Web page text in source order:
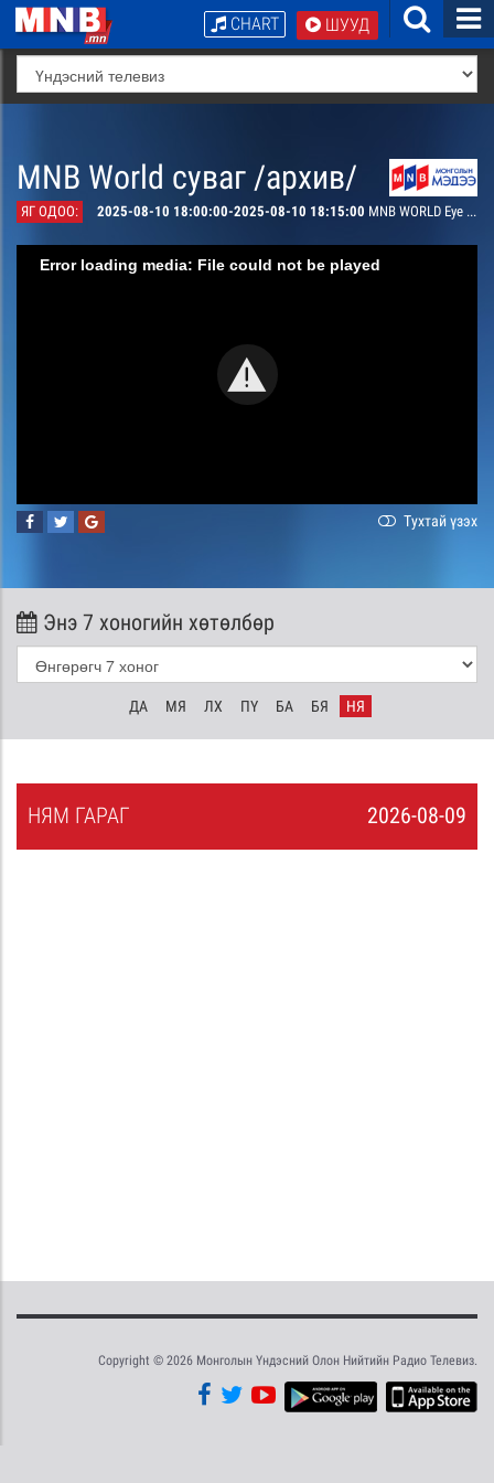
ШУУД
CHART
MNB World суваг /архив/
ЯГ ОДОО: 2025-08-10 18:00:00-2025-08-10 18:15:00 MNB WORLD Eye on UB #5
Error loading media: File could not be played
Тухтай үзэх
Энэ 7 хоногийн хөтөлбөр
ДА МЯ ЛХ ПҮ БА БЯ НЯ
2026-08-09
НЯМ ГАРАГ
Copyright © 2026 Монголын Үндэсний Олон Нийтийн Радио Телевиз.